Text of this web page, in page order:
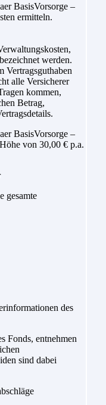
BasisVorsorge –
ermitteln.
werden.
Vertragsguthaben
alle Versicherer
kommen,
Betrag,
BasisVorsorge –
von 30,00 € p.a.
gesamte
des
Fonds, entnehmen
sind dabei